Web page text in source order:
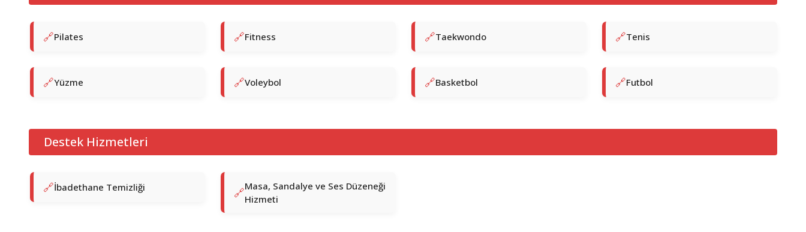
Pilates Fitness Taekwondo Tenis
Yüzme Voleybol Basketbol Futbol
Destek Hizmetleri
İbadethane Temizliği
Masa, Sandalye ve Ses Düzeneği
Hizmeti